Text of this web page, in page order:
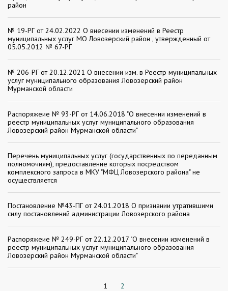
район
№ 19-РГ от 24.02.2022 О внесении изменений в Реестр
муниципальных услуг МО Ловозерский район , утвержденный от
05.05.2012 № 67-РГ
№ 206-РГ от 20.12.2021 О внесении изм. в Реестр муниципальных
услуг муниципального образования Ловозерский район
Мурманской области
Распоряжеие № 93-РГ от 14.06.2018 "О внесении изменений в
реестр муниципальных услуг муниципального образования
Ловозерский район Мурманской области"
Перечень муниципальных услуг (государственных по переданным
полномочиям), предоставление которых посредством
комплексного запроса в МКУ "МФЦ Ловозерского района" не
осуществляется
Постановление №43-ПГ от 24.01.2018 О признании утратившими
силу постановлений администрации Ловозерского района
Распоряжеие № 249-РГ от 22.12.2017 "О внесении изменений в
реестр муниципальных услуг муниципального образования
Ловозерский район Мурманской области"
1 2